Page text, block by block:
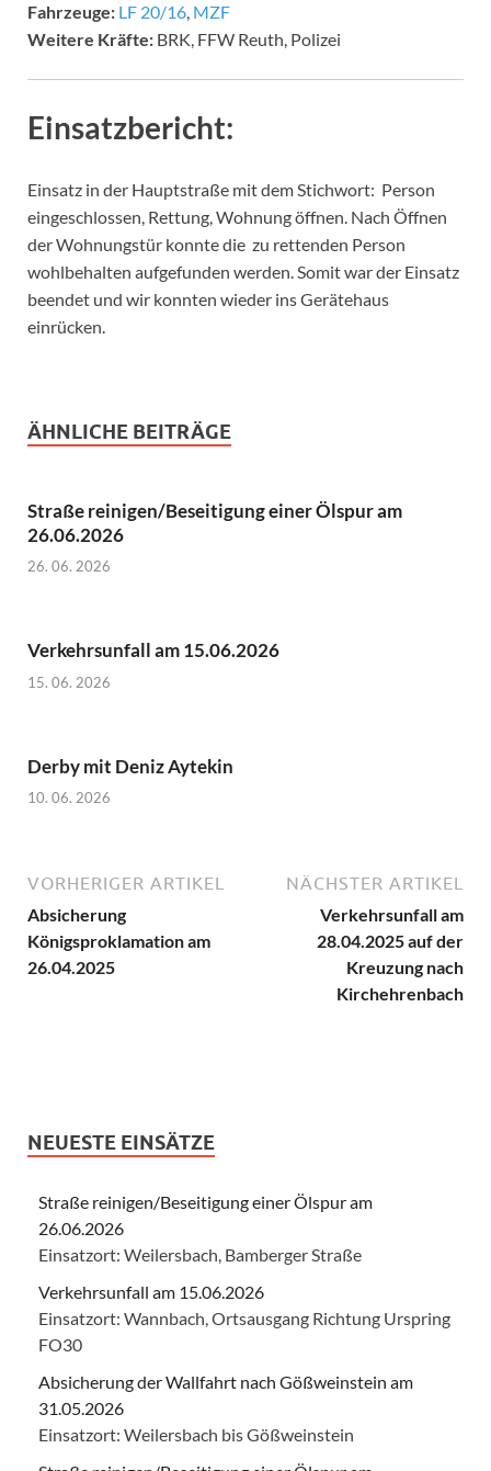
Fahrzeuge: LF 20/16, MZF
Weitere Kräfte: BRK, FFW Reuth, Polizei
Einsatzbericht:
Einsatz in der Hauptstraße mit dem Stichwort: Person
eingeschlossen, Rettung, Wohnung öffnen. Nach Öffnen
der Wohnungstür konnte die zu rettenden Person
wohlbehalten aufgefunden werden. Somit war der Einsatz
beendet und wir konnten wieder ins Gerätehaus
einrücken.
ÄHNLICHE BEITRÄGE
Straße reinigen/Beseitigung einer Ölspur am
26.06.2026
26. 06. 2026
Verkehrsunfall am 15.06.2026
15. 06. 2026
Derby mit Deniz Aytekin
10. 06. 2026
VORHERIGER ARTIKEL
Absicherung
Königsproklamation am
26.04.2025
NÄCHSTER ARTIKEL
Verkehrsunfall am
28.04.2025 auf der
Kreuzung nach
Kirchehrenbach
NEUESTE EINSÄTZE
Straße reinigen/Beseitigung einer Ölspur am
26.06.2026
Einsatzort: Weilersbach, Bamberger Straße
Verkehrsunfall am 15.06.2026
Einsatzort: Wannbach, Ortsausgang Richtung Urspring
FO30
Absicherung der Wallfahrt nach Gößweinstein am
31.05.2026
Einsatzort: Weilersbach bis Gößweinstein